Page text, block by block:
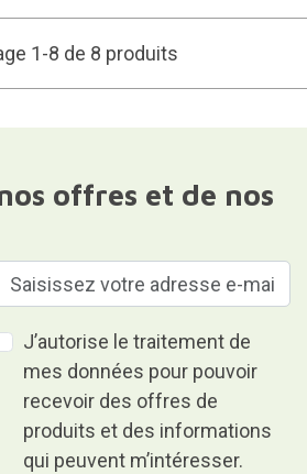
1-8 de 8 produits
offres et de nos
J’autorise le traitement de
mes données pour pouvoir
recevoir des offres de
produits et des informations
qui peuvent m’intéresser.